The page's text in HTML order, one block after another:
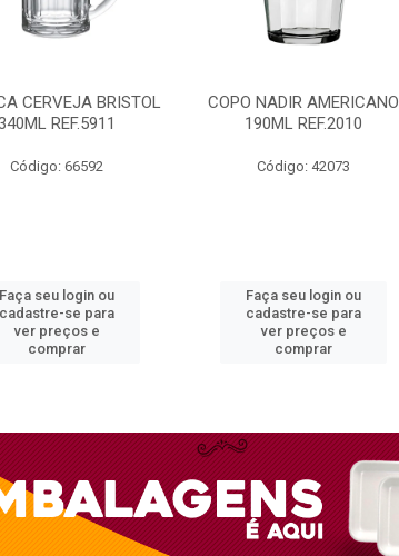
CERVEJA BRISTOL
REF.5911
Código: 66592
Faça seu login ou
cadastre-se para
ver preços e
comprar
COPO NADIR AMERICANO
190ML REF.2010
Código: 42073
Faça seu login ou
cadastre-se para
ver preços e
comprar